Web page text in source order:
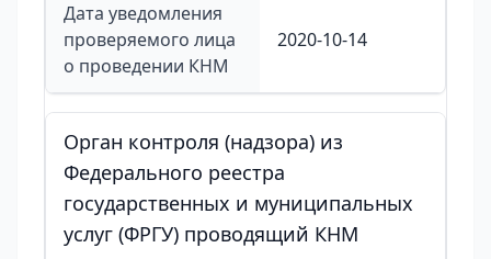
Дата уведомления
проверяемого лица
о проведении КНМ
2020-10-14
Орган контроля (надзора) из
Федерального реестра
государственных и муниципальных
услуг (ФРГУ) проводящий КНМ